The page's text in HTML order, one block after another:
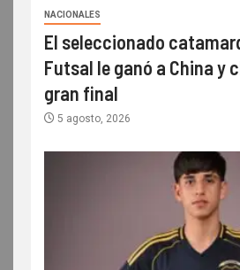
NACIONALES
El seleccionado
Futsal le ganó a China y
gran final
5 agosto, 2026